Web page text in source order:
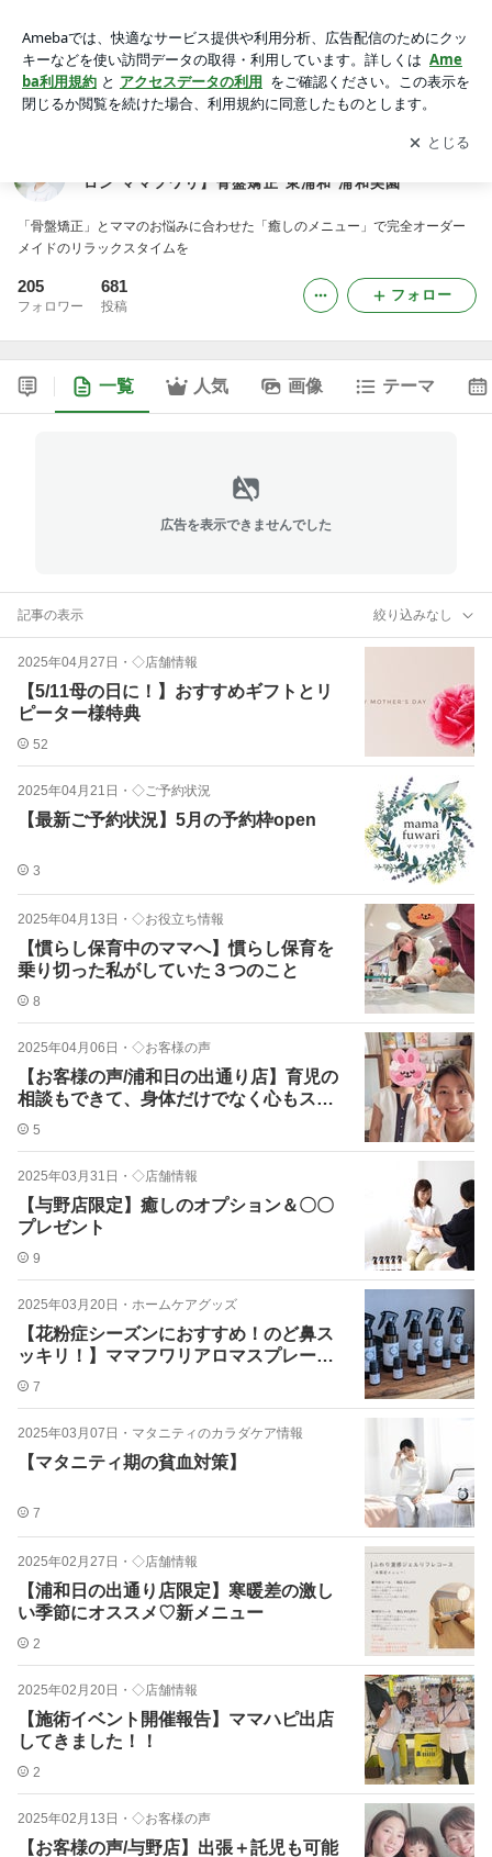
フワリ】骨盤矯正 東浦和 浦和美園
アプリをダウンロードして ブログの更新通知
を受け取りまし
ょう。
開く
ロン ママフワリ】骨盤矯正 東浦和 浦和美園
「骨盤矯正」とママのお悩みに合わせた「癒しのメニュー」で完全オーダー
メイドのリラックスタイムを
205
フォロワー
681
投稿
フォロー
一覧 人気 画像 テーマ
広告を表示できませんでした
記事の表示 絞り込みなし
2025年04月27日 ・ ◇店舗情報
【5/11母の日に！】おすすめギフトとリ
ピーター様特典
52
2025年04月21日 ・ ◇ご予約状況
【最新ご予約状況】5月の予約枠open
3
2025年04月13日 ・ ◇お役立ち情報
【慣らし保育中のママへ】慣らし保育を
乗り切った私がしていた３つのこと
8
2025年04月06日 ・ ◇お客様の声
【お客様の声/浦和日の出通り店】育児の
相談もできて、身体だけでなく心もスッ
キリします！
5
2025年03月31日 ・ ◇店舗情報
【与野店限定】癒しのオプション＆〇〇
プレゼント
9
2025年03月20日 ・ ホームケアグッズ
【花粉症シーズンにおすすめ！のど鼻ス
ッキリ！】ママフワリアロマスプレー
きりり
7
2025年03月07日 ・ マタニティのカラダケア情報
【マタニティ期の貧血対策】
7
2025年02月27日 ・ ◇店舗情報
【浦和日の出通り店限定】寒暖差の激し
い季節にオススメ♡新メニュー
2
2025年02月20日 ・ ◇店舗情報
【施術イベント開催報告】ママハピ出店
してきました！！
2
2025年02月13日 ・ ◇お客様の声
【お客様の声/与野店】出張＋託児も可能